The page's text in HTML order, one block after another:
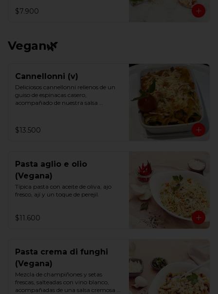
$7.900
Vegan🌿
Cannellonni (v)
Deliciosos cannellonni rellenos de un
guiso de espinacas casero,
acompañado de nuestra salsa
$13.500
Pasta aglio e olio
(Vegana)
Típica pasta con aceite de oliva, ajo
fresco, ají y un toque de perejil.
$11.600
Pasta crema di funghi
(Vegana)
Mezcla de champiñones y setas
frescas, salteadas con vino blanco,
acompañadas de una salsa cremosa